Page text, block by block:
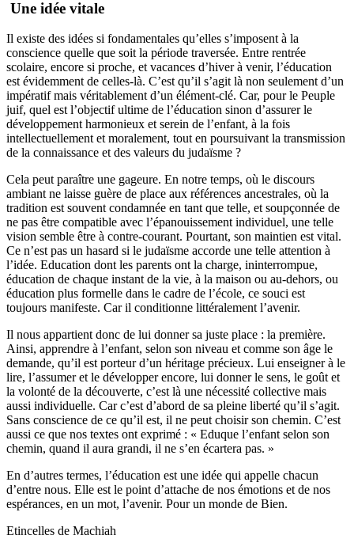
Une idée vitale
Il existe des idées si fondamentales qu’elles s’imposent à la
conscience quelle que soit la période traversée. Entre rentrée
scolaire, encore si proche, et vacances d’hiver à venir, l’éducation
est évidemment de celles-là. C’est qu’il s’agit là non seulement d’un
impératif mais véritablement d’un élément-clé. Car, pour le Peuple
juif, quel est l’objectif ultime de l’éducation sinon d’assurer le
développement harmonieux et serein de l’enfant, à la fois
intellectuellement et moralement, tout en poursuivant la transmission
de la connaissance et des valeurs du judaïsme ?
Cela peut paraître une gageure. En notre temps, où le discours
ambiant ne laisse guère de place aux références ancestrales, où la
tradition est souvent condamnée en tant que telle, et soupçonnée de
ne pas être compatible avec l’épanouissement individuel, une telle
vision semble être à contre-courant. Pourtant, son maintien est vital.
Ce n’est pas un hasard si le judaïsme accorde une telle attention à
l’idée. Education dont les parents ont la charge, ininterrompue,
éducation de chaque instant de la vie, à la maison ou au-dehors, ou
éducation plus formelle dans le cadre de l’école, ce souci est
toujours manifeste. Car il conditionne littéralement l’avenir.
Il nous appartient donc de lui donner sa juste place : la première.
Ainsi, apprendre à l’enfant, selon son niveau et comme son âge le
demande, qu’il est porteur d’un héritage précieux. Lui enseigner à le
lire, l’assumer et le développer encore, lui donner le sens, le goût et
la volonté de la découverte, c’est là une nécessité collective mais
aussi individuelle. Car c’est d’abord de sa pleine liberté qu’il s’agit.
Sans conscience de ce qu’il est, il ne peut choisir son chemin. C’est
aussi ce que nos textes ont exprimé : « Eduque l’enfant selon son
chemin, quand il aura grandi, il ne s’en écartera pas. »
En d’autres termes, l’éducation est une idée qui appelle chacun
d’entre nous. Elle est le point d’attache de nos émotions et de nos
espérances, en un mot, l’avenir. Pour un monde de Bien.
Etincelles de Machiah